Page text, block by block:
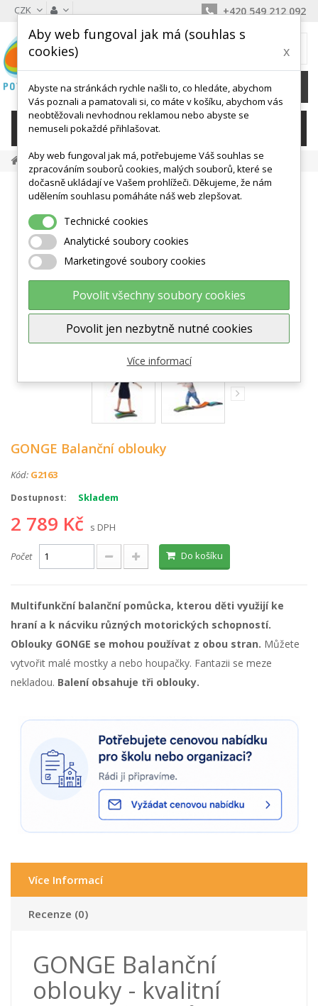
CZK +420 549 212 092
0 Kč
KATEGORIE
Dráhy Pro Motoriku GONGE Balanční Oblouky
Zobrazit větší
GONGE Balanční oblouky
Kód: G2163
Dostupnost: Skladem
2 789 Kč s DPH
Počet Do košíku
Multifunkční balanční pomůcka, kterou děti využijí ke
hraní a k nácviku různých motorických schopností.
Oblouky GONGE se mohou používat z obou stran. Můžete
vytvořit malé mostky a nebo houpačky. Fantazii se meze
nekladou. Balení obsahuje tři oblouky.
Více Informací
Recenze (0)
GONGE Balanční
oblouky - kvalitní
Aby web fungoval jak má (souhlas s
cookies)
x
Abyste na stránkách rychle našli to, co hledáte, abychom
Vás poznali a pamatovali si, co máte v košíku, abychom vás
neobtěžovali nevhodnou reklamou nebo abyste se
nemuseli pokaždé přihlašovat.
Aby web fungoval jak má, potřebujeme Váš souhlas se
zpracováním souborů cookies, malých souborů, které se
dočasně ukládají ve Vašem prohlížeči. Děkujeme, že nám
udělením souhlasu pomáháte náš web zlepšovat.
Technické cookies
Analytické soubory cookies
Marketingové soubory cookies
Povolit všechny soubory cookies
Povolit jen nezbytně nutné cookies
Více informací